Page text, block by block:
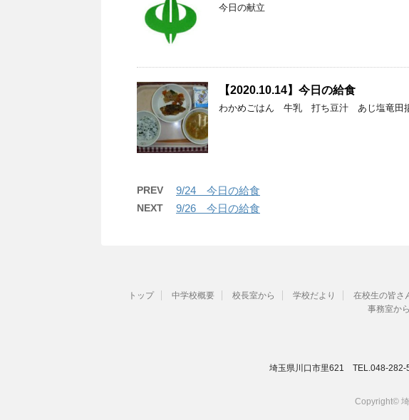
今日の献立
【2020.10.14】今日の給食
わかめごはん 牛乳 打ち豆汁 あじ塩竜田
PREV 9/24 今日の給食
NEXT 9/26 今日の給食
トップ 中学校概要 校長室から 学校だより 在校生の皆さ
事務室から
埼玉県川口市里621 TEL.048-
Copyright©